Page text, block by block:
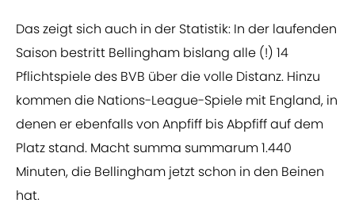
Das zeigt sich auch in der Statistik: In der laufenden
Saison bestritt Bellingham bislang alle (!) 14
Pflichtspiele des BVB über die volle Distanz. Hinzu
kommen die Nations-League-Spiele mit England, in
denen er ebenfalls von Anpfiff bis Abpfiff auf dem
Platz stand. Macht summa summarum 1.440
Minuten, die Bellingham jetzt schon in den Beinen
hat.